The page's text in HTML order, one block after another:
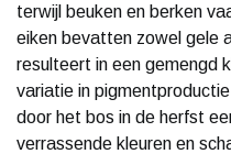
terwijl beuken en berken
eiken bevatten zowel gele
resulteert in een gemengd
variatie in
door het bos in de herfst
verrassende kleuren en